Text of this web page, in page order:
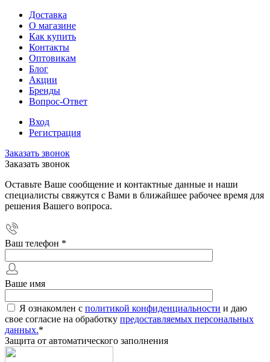
Доставка
О магазине
Как купить
Контакты
Оптовикам
Блог
Акции
Бренды
Вопрос-Ответ
Вход
Регистрация
Заказать звонок
Заказать звонок
Оставьте Ваше сообщение и контактные данные и наши
специалисты свяжутся с Вами в ближайшее рабочее время для
решения Вашего вопроса.
Ваш телефон *
Ваше имя
Я ознакомлен с политикой конфиденциальности и даю
свое согласие на обработку предоставляемых персональных
данных.*
Защита от автоматического заполнения